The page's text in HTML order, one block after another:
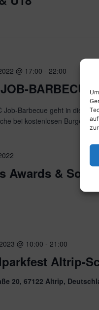
BARBECUE
@ 17:00 -22:00
Job-Barbecue geht in die
bei kostenlosen Burgern
Awards &
Altrip-
@ 10:00 -21:00
20, 67122 Altrip,